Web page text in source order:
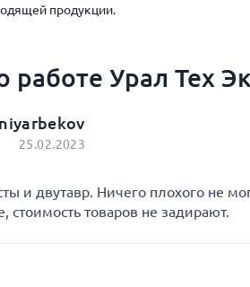
продукции.
Урал Тех
25.02.2023
и двутавр. Ничего плохого не
стоимость товаров не задирают.